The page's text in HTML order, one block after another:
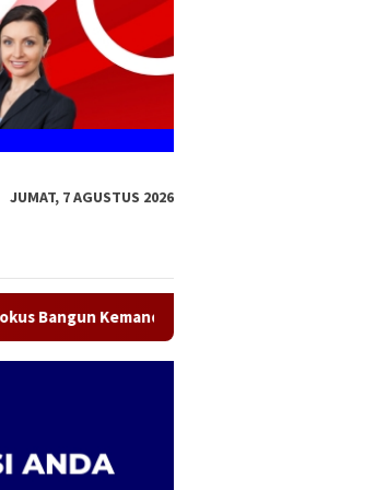
JUMAT, 7 AGUSTUS 2026
Ekonomi Kader dan Perkuat Peran Banser